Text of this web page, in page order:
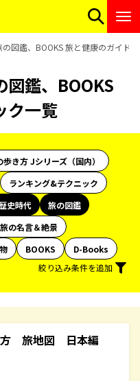
図鑑、BOOKS 旅と健康のガイド
鑑、BOOKS
ク一覧
歩き方 Jシリーズ（国内）
ランキング&テクニック
史時代
旅の図鑑
の名言＆絶景
BOOKS
D-Books
絞り込み条件を追加
方 旅地図 日本編